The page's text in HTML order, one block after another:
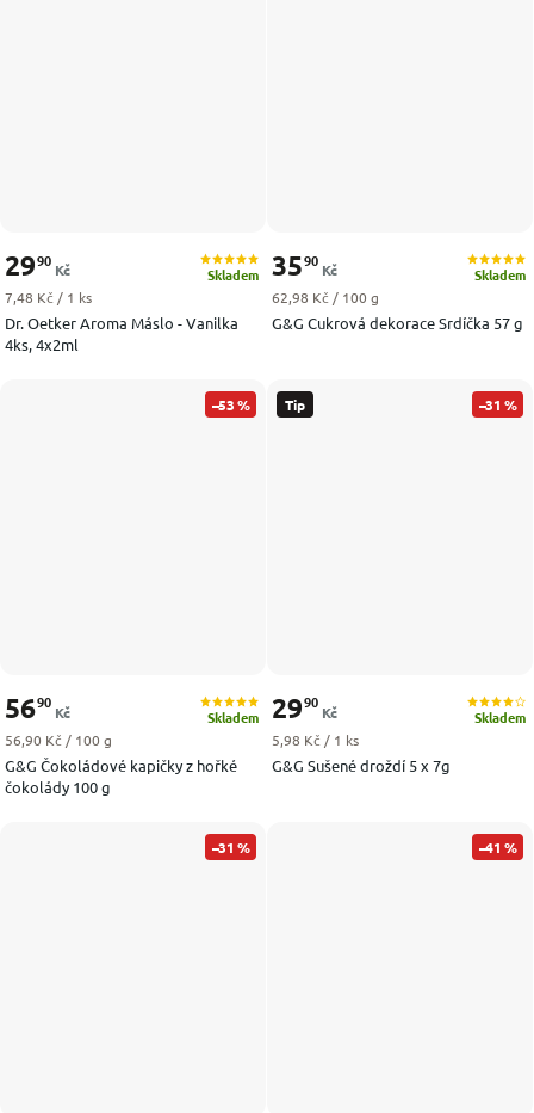
Dr. Oetker Aroma Máslo - Vanilka
4ks, 4x2ml
Skladem
2990
Kč
Měrná cena:
7,48 Kč / 1 ks
G&G Cukrová dekorace Srdíčka 57 g
Skladem
3590
Kč
Měrná cena:
62,98 Kč / 100 g
–53 %
G&G Čokoládové kapičky z hořké
čokolády 100 g
Skladem
5690
Kč
Měrná cena:
56,90 Kč / 100 g
Tip –31 %
G&G Sušené droždí 5 x 7g
Skladem
2990
Kč
Měrná cena:
5,98 Kč / 1 ks
–31 % –41 %